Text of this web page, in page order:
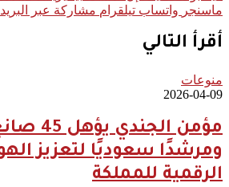
ماسنجر واتساب تيلقرام مشاركة عبر البريد
أقرأ التالي
منوعات
2026-04-09
مؤمن
ومرشدًا سعوديًا لتعزيز
الرقمية للمملكة